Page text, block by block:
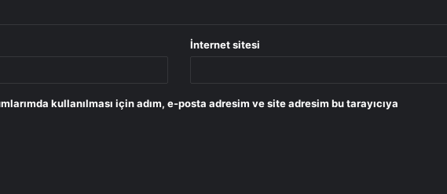
İnternet sitesi
kullanılması için adım, e-posta adresim ve site adresim bu tarayıcıya